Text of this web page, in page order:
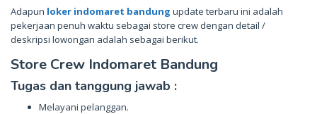
Adapun loker indomaret bandung update terbaru ini adalah
pekerjaan penuh waktu sebagai store crew dengan detail /
deskripsi lowongan adalah sebagai berikut.
Store Crew Indomaret Bandung
Tugas dan tanggung jawab :
Melayani pelanggan.